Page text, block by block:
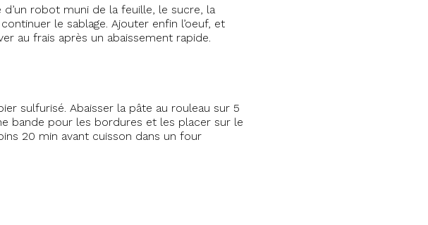
robot muni de la feuille, le sucre, la
le sablage. Ajouter enfin l’oeuf, et
au frais après un abaissement rapide.
sulfurisé. Abaisser la pâte au rouleau sur 5
bande pour les bordures et les placer sur le
20 min avant cuisson dans un four